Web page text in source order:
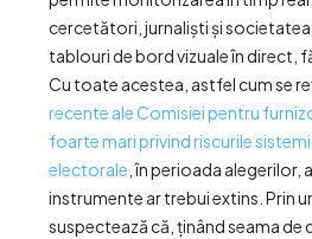
cercetători, jurnaliști și societatea
tablouri de bord vizuale în direct,
Cu toate acestea, astfel cum se
recente ale Comisiei pentru
foarte mari privind riscurile
electorale , în perioada alegerilor,
instrumente ar trebui extins. Prin
suspectează că, ținând seama de